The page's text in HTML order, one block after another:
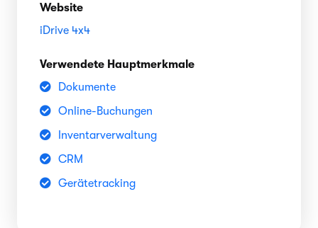
Website
iDrive 4x4
Verwendete Hauptmerkmale
Dokumente
Online-Buchungen
Inventarverwaltung
CRM
Gerätetracking